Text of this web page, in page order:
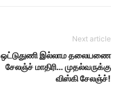
Next article
ஒட்டுதுணி இல்லாம தலையணை
சேலஞ்ச் மாதிரி… முதல்வருக்கு
விஸ்கி சேலஞ்ச்!